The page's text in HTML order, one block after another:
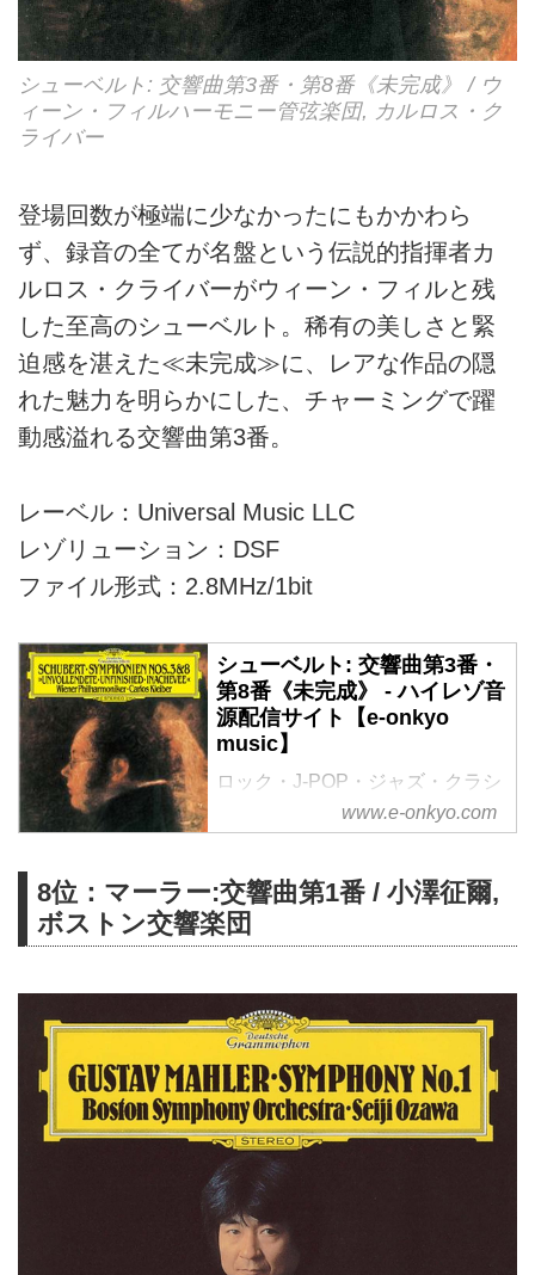
シューベルト: 交響曲第3番・第8番《未完成》 / ウ
ィーン・フィルハーモニー管弦楽団, カルロス・ク
ライバー
登場回数が極端に少なかったにもかかわら
ず、録音の全てが名盤という伝説的指揮者カ
ルロス・クライバーがウィーン・フィルと残
した至高のシューベルト。稀有の美しさと緊
迫感を湛えた≪未完成≫に、レアな作品の隠
れた魅力を明らかにした、チャーミングで躍
動感溢れる交響曲第3番。
レーベル：Universal Music LLC
レゾリューション：DSF
ファイル形式：2.8MHz/1bit
シューベルト: 交響曲第3番・
第8番《未完成》 - ハイレゾ音
源配信サイト【e-onkyo
music】
ロック・J-POP・ジャズ・クラシ
ック・アニソン・エレクトロ。
様々なジャンルをハイレゾで配信
ォーマット選択も可能。ハイレゾ
聴くならe-onkyo music！
www.e-onkyo.com
8位：マーラー:交響曲第1番 / 小澤征爾,
ボストン交響楽団